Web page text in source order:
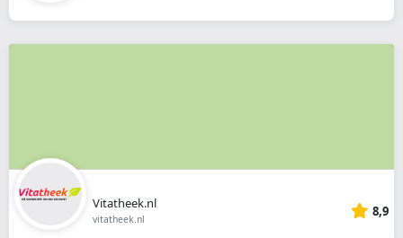
Vitatheek.nl
vitatheek.nl 8,9